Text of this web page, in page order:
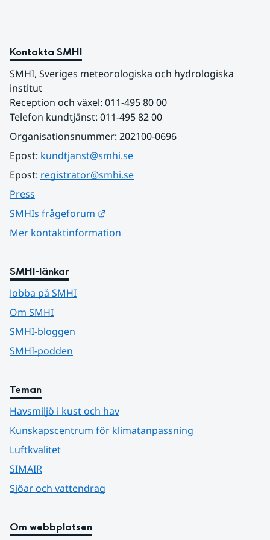
Kontakta SMHI
SMHI, Sveriges meteorologiska och hydrologiska
institut
Reception och växel: 011-495 80 00
Telefon kundtjänst: 011-495 82 00
Organisationsnummer: 202100-0696
Epost: kundtjanst@smhi.se
Epost: registrator@smhi.se
Press
SMHIs frågeforum
Mer kontaktinformation
SMHI-länkar
Jobba på SMHI
Om SMHI
SMHI-bloggen
SMHI-podden
Teman
Havsmiljö i kust och hav
Kunskapscentrum för klimatanpassning
Luftkvalitet
SIMAIR
Sjöar och vattendrag
Om webbplatsen